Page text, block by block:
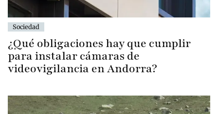
Sociedad
¿Qué obligaciones hay que cumplir
para instalar cámaras de
videovigilancia en Andorra?